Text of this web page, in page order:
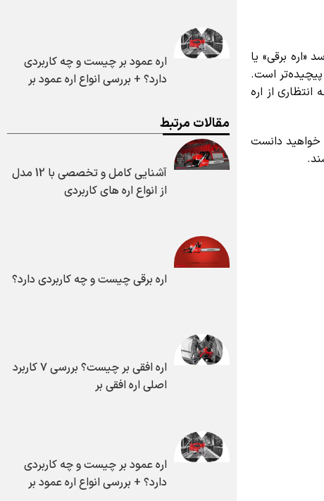
برقی» یا
است.
از اره
دانست
اره عمود بر چیست و چه کاربردی
دارد؟ + بررسی انواع اره عمود بر
مقالات مرتبط
آشنایی کامل و تخصصی با 12 مدل
از انواع اره های کاربردی
اره برقی چیست و چه کاربردی دارد؟
اره افقی بر چیست؟ بررسی ۷ کاربرد
اصلی اره افقی بر
اره عمود بر چیست و چه کاربردی
دارد؟ + بررسی انواع اره عمود بر